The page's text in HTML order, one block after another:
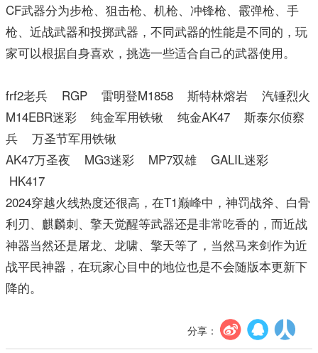
CF武器分为步枪、狙击枪、机枪、冲锋枪、霰弹枪、手
枪、近战武器和投掷武器，不同武器的性能是不同的，玩
家可以根据自身喜欢，挑选一些适合自己的武器使用。
frf2老兵 RGP 雷明登M1858 斯特林熔岩 汽锤烈火
M14EBR迷彩 纯金军用铁锹 纯金AK47 斯泰尔侦察
兵 万圣节军用铁锹
AK47万圣夜 MG3迷彩 MP7双雄 GALIL迷彩
HK417
2024穿越火线热度还很高，在T1巅峰中，神罚战斧、白骨
利刃、麒麟刺、擎天觉醒等武器还是非常吃香的，而近战
神器当然还是屠龙、龙啸、擎天等了，当然马来剑作为近
战平民神器，在玩家心目中的地位也是不会随版本更新下
降的。
分享：